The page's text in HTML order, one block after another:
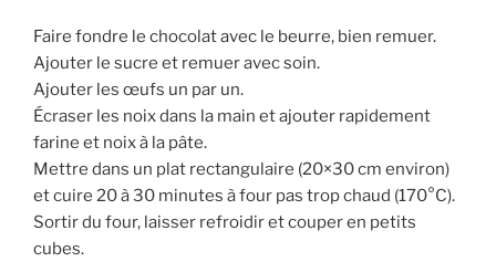
Faire fondre le chocolat avec le beurre, bien remuer.
Ajouter le sucre et remuer avec soin.
Ajouter les œufs un par un.
Écraser les noix dans la main et ajouter rapidement
farine et noix à la pâte.
Mettre dans un plat rectangulaire (20×30 cm environ)
et cuire 20 à 30 minutes à four pas trop chaud (170°C).
Sortir du four, laisser refroidir et couper en petits
cubes.